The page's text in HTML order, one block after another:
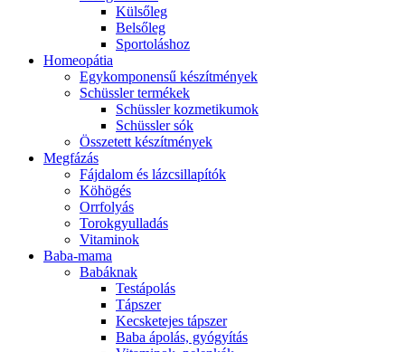
Külsőleg
Belsőleg
Sportoláshoz
Homeopátia
Egykomponensű készítmények
Schüssler termékek
Schüssler kozmetikumok
Schüssler sók
Összetett készítmények
Megfázás
Fájdalom és lázcsillapítók
Köhögés
Orrfolyás
Torokgyulladás
Vitaminok
Baba-mama
Babáknak
Testápolás
Tápszer
Kecsketejes tápszer
Baba ápolás, gyógyítás